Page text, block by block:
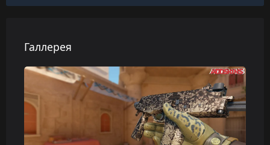
Галлерея